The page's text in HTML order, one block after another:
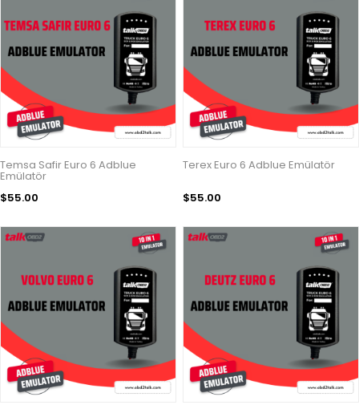
Temsa Safir Euro 6 Adblue
Emülatör
$55.00
Terex Euro 6 Adblue Emülatör
$55.00